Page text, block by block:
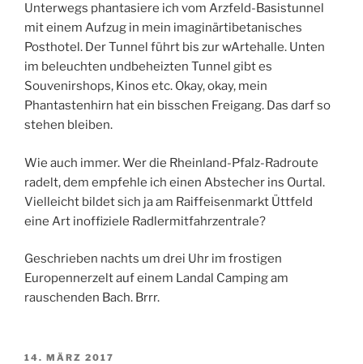
Unterwegs phantasiere ich vom Arzfeld-Basistunnel
mit einem Aufzug in mein imaginärtibetanisches
Posthotel. Der Tunnel führt bis zur wArtehalle. Unten
im beleuchten undbeheizten Tunnel gibt es
Souvenirshops, Kinos etc. Okay, okay, mein
Phantastenhirn hat ein bisschen Freigang. Das darf so
stehen bleiben.
Wie auch immer. Wer die Rheinland-Pfalz-Radroute
radelt, dem empfehle ich einen Abstecher ins Ourtal.
Vielleicht bildet sich ja am Raiffeisenmarkt Üttfeld
eine Art inoffiziele Radlermitfahrzentrale?
Geschrieben nachts um drei Uhr im frostigen
Europennerzelt auf einem Landal Camping am
rauschenden Bach. Brrr.
VERÖFFENTLICHT
14. MÄRZ 2017